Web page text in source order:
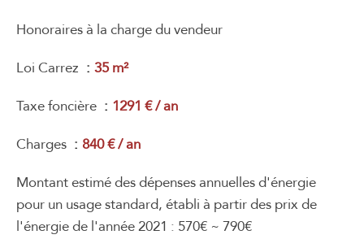
Honoraires à la charge du vendeur
Loi Carrez
35 m²
Taxe foncière
1291 € / an
Charges
840 € / an
Montant estimé des dépenses annuelles d'énergie
pour un usage standard, établi à partir des prix de
l'énergie de l'année 2021 : 570€ ~ 790€